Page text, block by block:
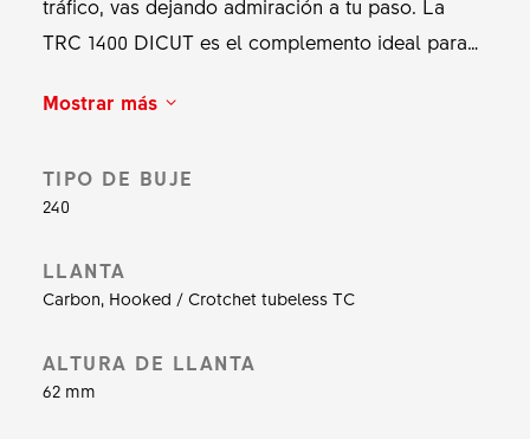
tráfico, vas dejando admiración a tu paso. La
TRC 1400 DICUT es el complemento ideal para
optimizada aerodinámicamente, radios forjados
del viento ahoga el caos de la ciudad. Todos los
componentes se entrelazan a mano con mimo
huellas de tus neumáticos como firma.
Mostrar más
TIPO DE BUJE
240
LLANTA
Carbon, Hooked / Crotchet tubeless TC
ALTURA DE LLANTA
62 mm